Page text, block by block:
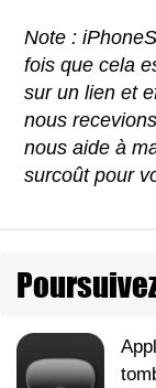
Note :
fois que cela
sur un lien et
nous
nous aide à
surcoût pour